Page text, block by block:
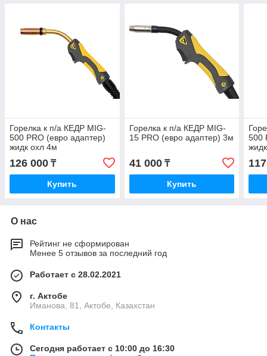
Горелка к п/а КЕДР MIG-
500 PRO (евро адаптер)
жидк охл 4м
126 000 ₸
Купить
Горелка к п/а КЕДР MIG-
15 PRO (евро адаптер) 3м
41 000₸
Купить
500
О нас
Рейтинг не сформирован
Менее 5 отзывов за последний год
Работает с 28.02.2021
г. Актобе
Иманова, 81, Актобе, Казахстан
Контакты
Сегодня работает с 10:00 до 16:30